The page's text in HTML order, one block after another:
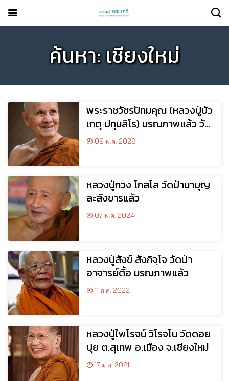
ค้นหา: เชียงใหม่
พระราชวัชรปัทมคุณ (หลวงปู่บัว
เกตุ ปทุมสิโร) มรณภาพแล้ว วัด
ป่าดาราภิรมย์ อ.แม่ริม
09 พ.ค. 2026
หลวง​ปู่​กวง โกสโล วัดป่านาบุญ
ละสังขารแล้ว
07 พ.ค. 2024
หลวงปู่สังข์ สังกิจฺโจ วัดป่า
อาจารย์ตื้อ มรณภาพแล้ว
11 ก.ค. 2022
หลวงปู่ไพโรจน์ วิโรจโน วัดดอย
ปุย ต.สุเทพ อ.เมือง จ.เชียงใหม่
17 ม.ค. 2021